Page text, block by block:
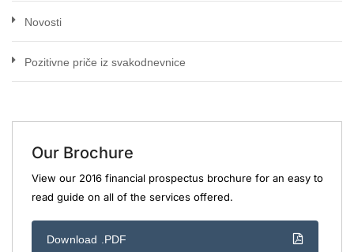
Novosti
Pozitivne priče iz svakodnevnice
Our Brochure
View our 2016 financial prospectus brochure for an easy to
read guide on all of the services offered.
Download .PDF